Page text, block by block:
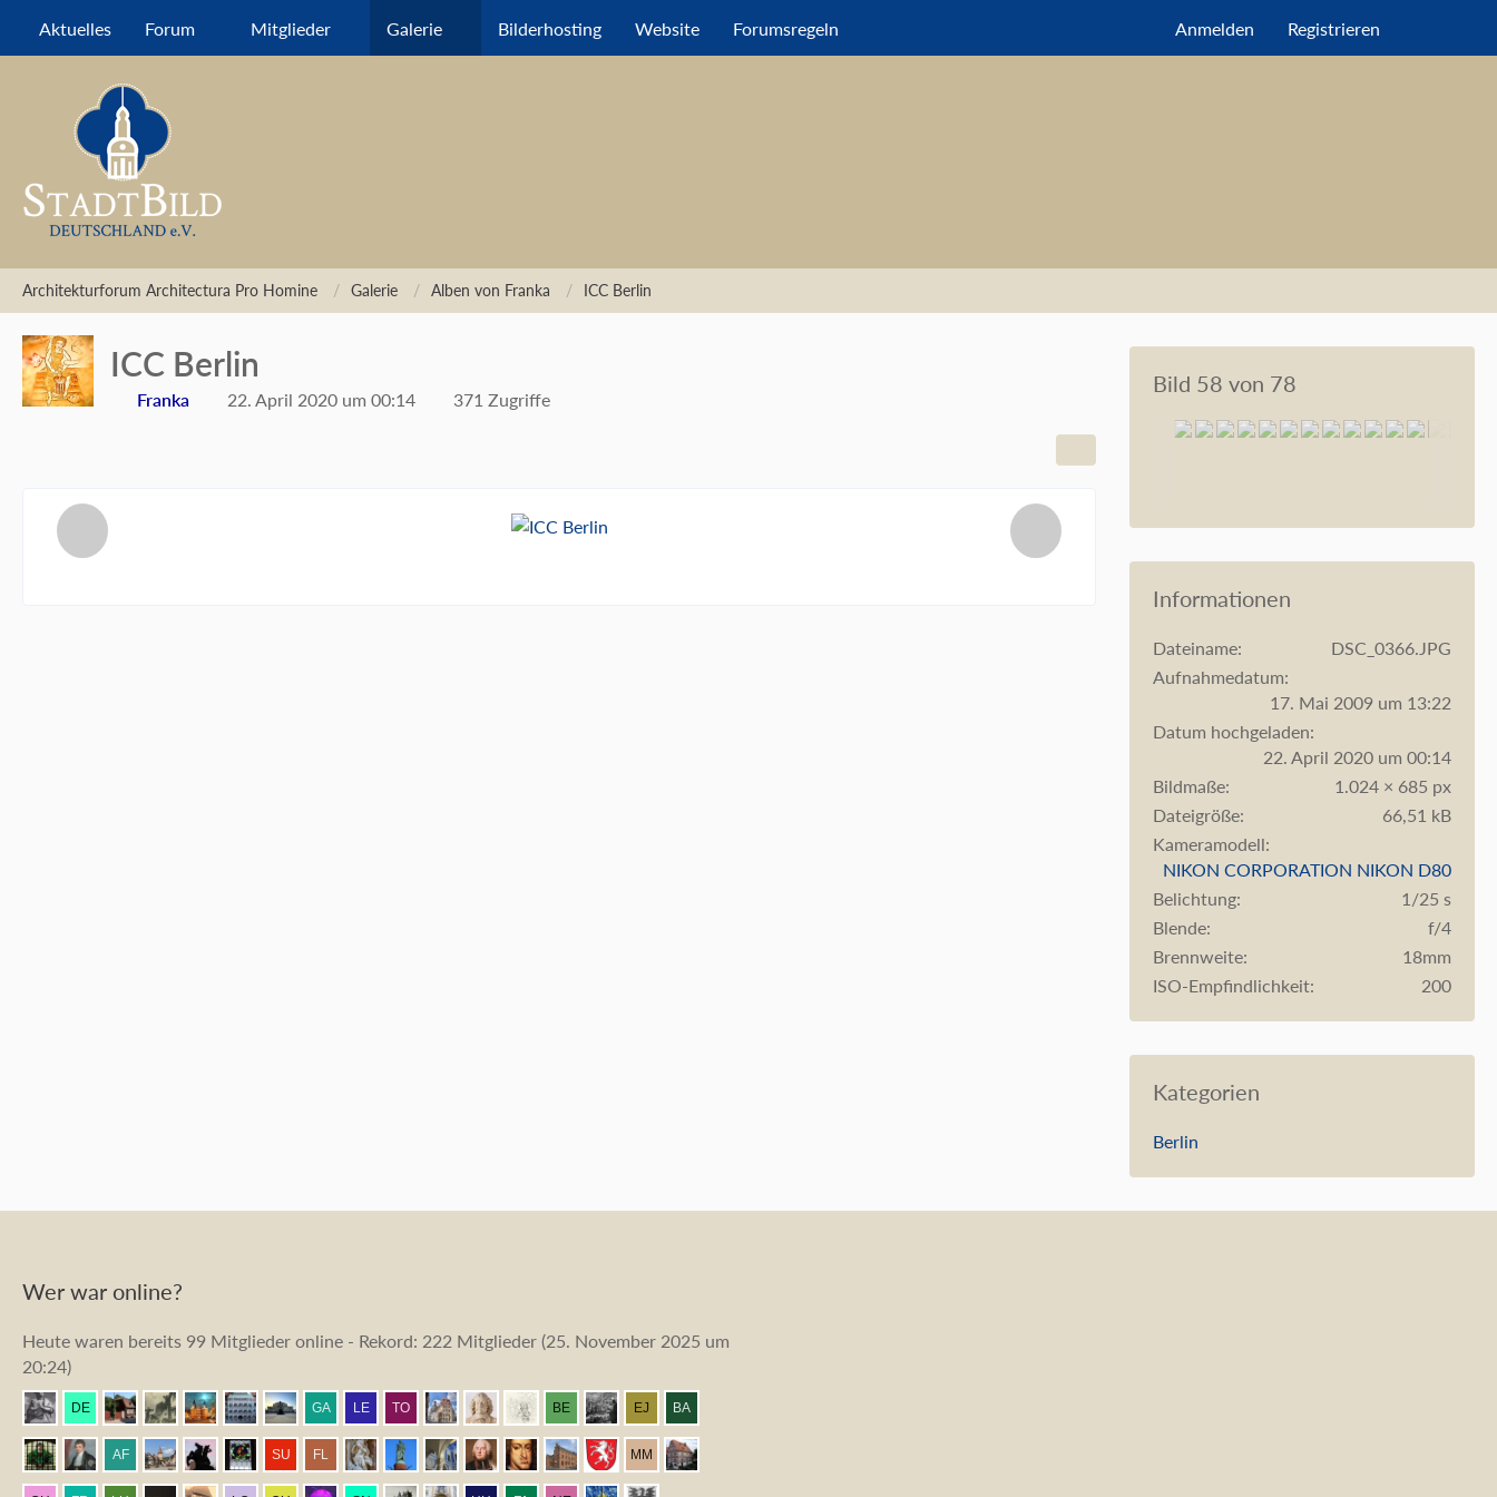
Aktuelles Forum Mitglieder Galerie Bilderhosting Website Forumsregeln Anmelden Registrieren
Architekturforum Architectura Pro Homine Galerie Alben von Franka ICC Berlin
ICC Berlin
Franka 22. April 2020 um 00:14 371 Zugriffe
Bild 58 von 78
Informationen
Dateiname
DSC_0366.JPG
Aufnahmedatum
17. Mai 2009 um 13:22
Datum hochgeladen
22. April 2020 um 00:14
Bildmaße
1.024 × 685 px
Dateigröße
66,51 kB
Kameramodell
NIKON CORPORATION NIKON D80
Belichtung
1/25 s
Blende
f/4
Brennweite
18mm
ISO-Empfindlichkeit
200
Kategorien
Berlin
Wer war online?
Heute waren bereits 99 Mitglieder online - Rekord: 222 Mitglieder (25. November 2025 um
20:24)